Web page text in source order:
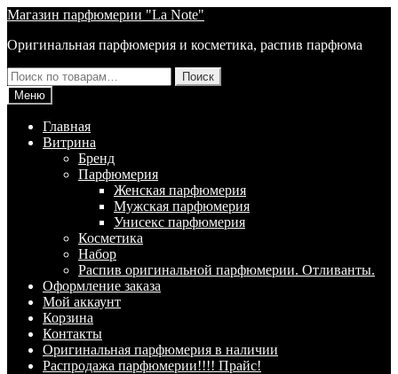
Перейти
навигации
Перейти
содержимому
Магазин парфюмерии "La Note"
Оригинальная парфюмерия и косметика, распив парфюма
Искать:
Поиск
Меню
Главная
Витрина
Брeнд
Парфюмерия
Женская парфюмерия
Мужская парфюмерия
Унисекс парфюмерия
Косметика
Набор
Распив оригинальной парфюмерии. Отливанты.
Оформление заказа
Мой аккаунт
Корзина
Контакты
Оригинальная парфюмерия в наличии
Распродажа парфюмерии!!!! Прайс!